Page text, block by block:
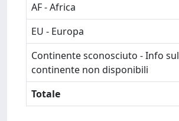
AF - Africa
EU - Europa
Continente sconosciuto - Info sul
continente non disponibili
Totale